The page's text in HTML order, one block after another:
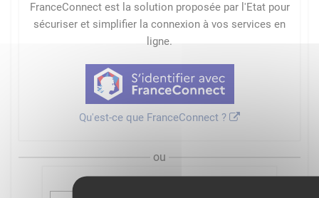
FranceConnect est la solution proposée par l'Etat pour
sécuriser et simplifier la connexion à vos services en
ligne.
Qu'est-ce que FranceConnect ?
ou